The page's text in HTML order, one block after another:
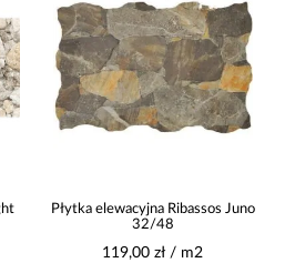
Płytka elewacyjna Ribassos Juno
32/48
119,00 zł / m2